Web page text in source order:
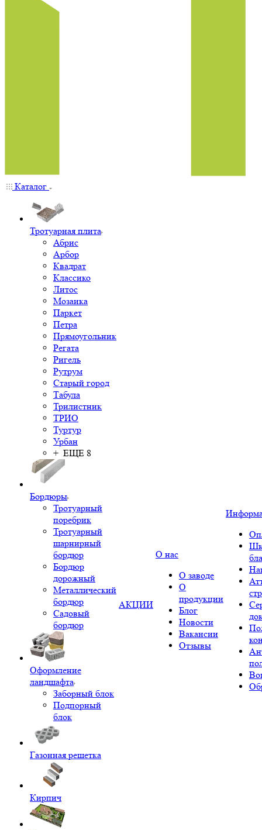
Каталог
Тротуарная плита
Абрис
Арбор
Квадрат
Классико
Литос
Мозаика
Паркет
Петра
Прямоугольник
Регата
Ригель
Рутрум
Старый город
Табула
Трилистник
ТРИО
Туртур
Урбан
+ ЕЩЕ 8
Бордюры
Тротуарный
поребрик
Тротуарный
шарнирный
бордюр
Бордюр
дорожный
Металлический
бордюр
Садовый
бордюр
Оформление
ландшафта
Заборный блок
Подпорный
блок
Газонная решетка
Кирпич
АКЦИИ
О нас
О заводе
О
продукции
Блог
Новости
Вакансии
Отзывы